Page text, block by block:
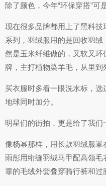
除了颜色，今年“环保穿搭”可
现在很多品牌都用上了黑科
系列，羽绒服用的是回收羽
然是玉米纤维做的，又软又
牌，主打植物染羊毛，从里到
买衣服时多看一眼洗水标，
地球同时加分。
明星们的街拍，更是给了我们
像杨幂那样，用长款羽绒服
雨彤用绗缝羽绒马甲配高领
霏的毛绒外套叠穿骑行裤和过